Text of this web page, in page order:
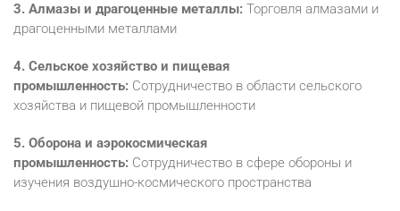
3. Алмазы и драгоценные металлы: Торговля алмазами и
драгоценными металлами
4. Сельское хозяйство и пищевая
промышленность: Сотрудничество в области сельского
хозяйства и пищевой промышленности
5. Оборона и аэрокосмическая
промышленность: Сотрудничество в сфере обороны и
изучения воздушно-космического пространства